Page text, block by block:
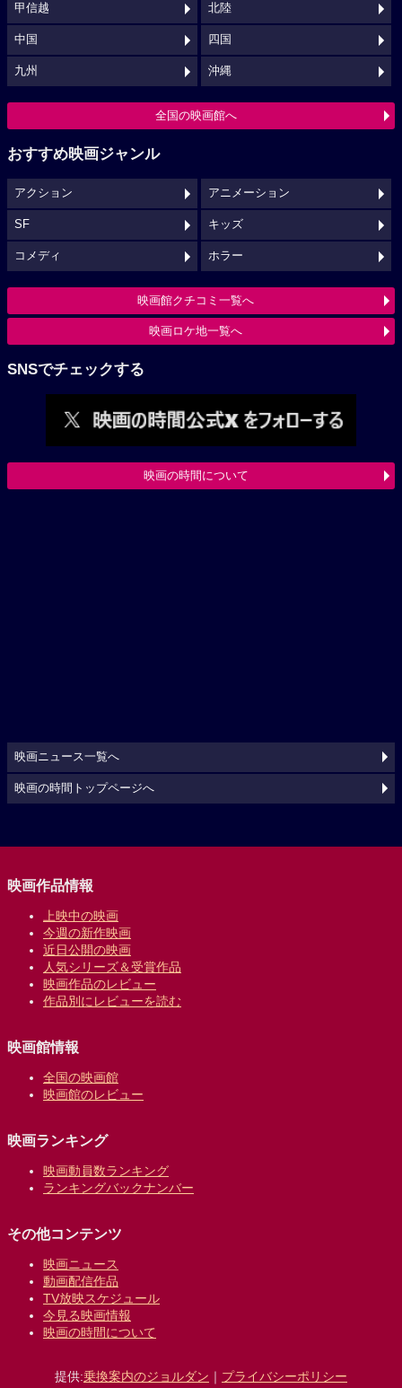
甲信越 北陸
中国 四国
九州 沖縄
全国の映画館へ
おすすめ映画ジャンル
アクション アニメーション
SF キッズ
コメディ ホラー
映画館クチコミ一覧へ
映画ロケ地一覧へ
SNSでチェックする
映画の時間について
映画ニュース一覧へ
映画の時間トップページへ
映画作品情報
上映中の映画
今週の新作映画
近日公開の映画
人気シリーズ＆受賞作品
映画作品のレビュー
作品別にレビューを読む
映画館情報
全国の映画館
映画館のレビュー
映画ランキング
映画動員数ランキング
ランキングバックナンバー
その他コンテンツ
映画ニュース
動画配信作品
TV放映スケジュール
今見る映画情報
映画の時間について
提供:乗換案内のジョルダン ｜ プライバシーポリシー